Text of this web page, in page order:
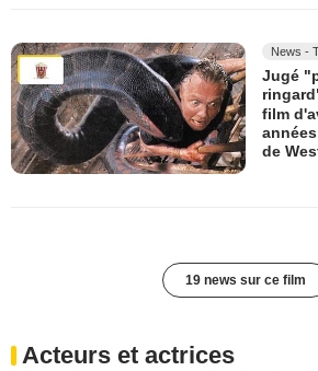
News -
Jugé
film
de
19 news sur ce film
Acteurs et actrices